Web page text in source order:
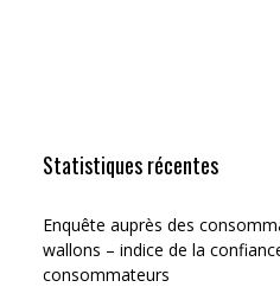
Statistiques récentes
Enquête auprès des
wallons – indice de la
consommateurs